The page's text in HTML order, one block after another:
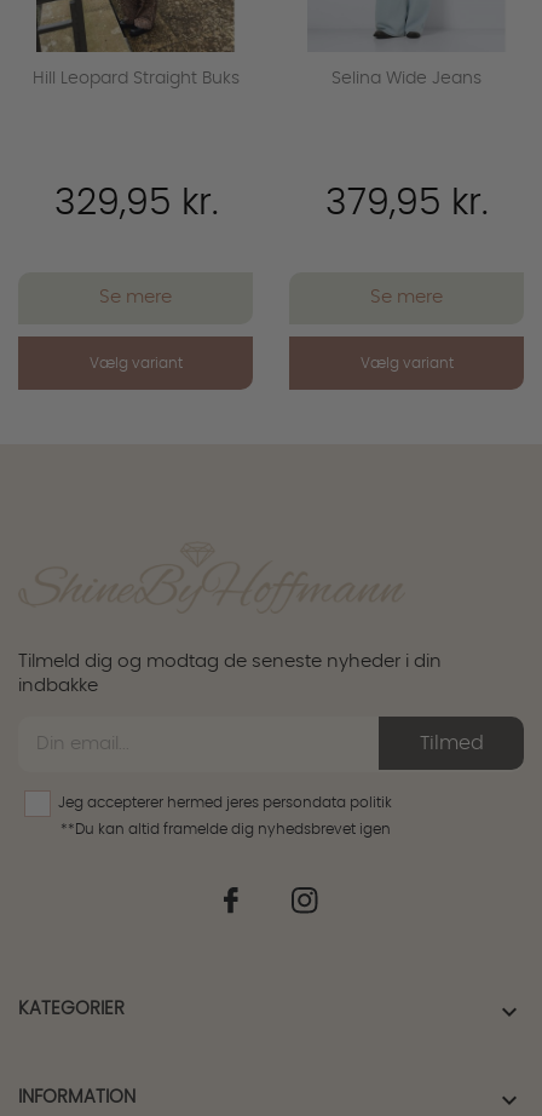
Hill Leopard Straight Buks
329,95 kr.
Se mere
Vælg variant
Selina Wide Jeans
379,95 kr.
Se mere
Vælg variant
Tilmeld dig og modtag de seneste nyheder i din
indbakke
Tilmed
Jeg accepterer hermed jeres persondata politik
**Du kan altid framelde dig nyhedsbrevet igen
KATEGORIER 
INFORMATION 